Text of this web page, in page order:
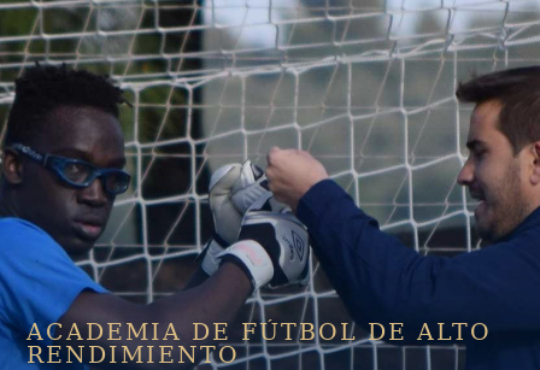
ACADEMIA DE FÚTBOL DE ALTO
RENDIMIENTO